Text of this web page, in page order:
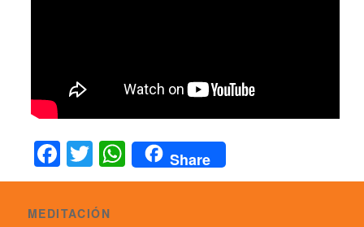
Facebook
Twitter
WhatsApp
Share
MEDITACIÓN